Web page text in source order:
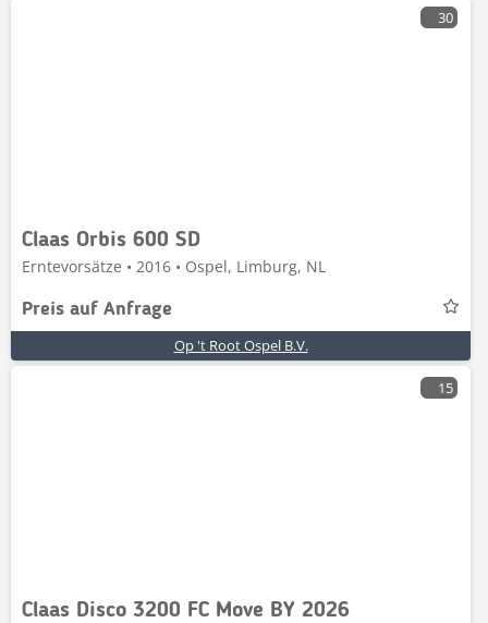
30
Claas Orbis 600 SD
Erntevorsätze • 2016 • Ospel, Limburg, NL
Preis auf Anfrage
Op 't Root Ospel B.V.
15
Claas Disco 3200 FC Move BY 2026